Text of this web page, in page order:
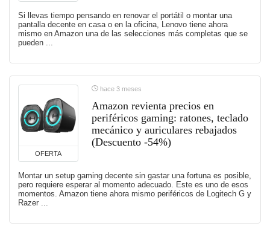
Si llevas tiempo pensando en renovar el portátil o montar una
pantalla decente en casa o en la oficina, Lenovo tiene ahora
mismo en Amazon una de las selecciones más completas que se
pueden ...
OFERTA
hace 3 meses
Amazon revienta precios en
periféricos gaming: ratones, teclado
mecánico y auriculares rebajados
(Descuento -54%)
Montar un setup gaming decente sin gastar una fortuna es posible,
pero requiere esperar al momento adecuado. Este es uno de esos
momentos. Amazon tiene ahora mismo periféricos de Logitech G y
Razer ...